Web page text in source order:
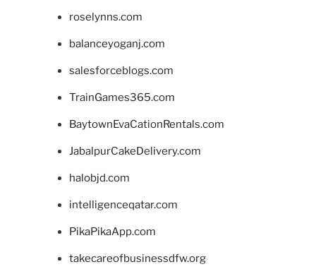
roselynns.com
balanceyoganj.com
salesforceblogs.com
TrainGames365.com
BaytownEvaCationRentals.com
JabalpurCakeDelivery.com
halobjd.com
intelligenceqatar.com
PikaPikaApp.com
takecareofbusinessdfw.org